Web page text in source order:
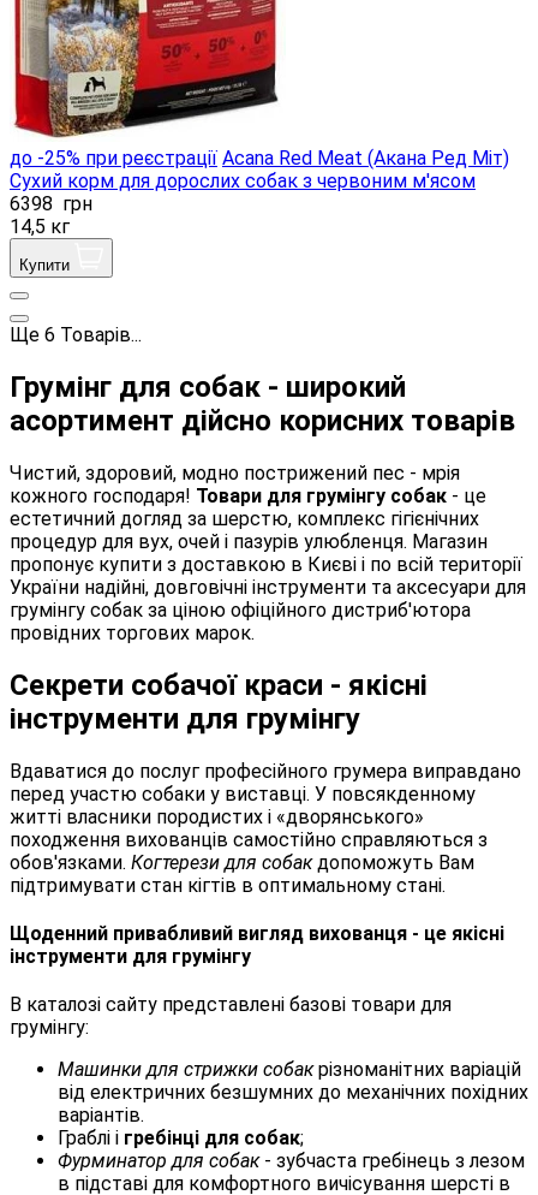
до -25% при реєстрації Acana Red Meat (Акана Ред Міт)
Сухий корм для дорослих собак з червоним м'ясом
6398 грн
14,5 кг
Купити
Ще 6 Товарів...
Грумінг для собак - широкий
асортимент дійсно корисних товарів
Чистий, здоровий, модно пострижений пес - мрія
кожного господаря! Товари для грумінгу собак - це
естетичний догляд за шерстю, комплекс гігієнічних
процедур для вух, очей і пазурів улюбленця. Магазин
пропонує купити з доставкою в Києві і по всій території
України надійні, довговічні інструменти та аксесуари для
грумінгу собак за ціною офіційного дистриб'ютора
провідних торгових марок.
Секрети собачої краси - якісні
інструменти для грумінгу
Вдаватися до послуг професійного грумера виправдано
перед участю собаки у виставці. У повсякденному
житті власники породистих і «дворянського»
походження вихованців самостійно справляються з
обов'язками. Когтерези для собакдопоможуть Вам
підтримувати стан кігтів в оптимальному стані.
Щоденний привабливий вигляд вихованця - це якісні
інструменти для грумінгу
В каталозі сайту представлені базові товари для
грумінгу:
Машинки для стрижки собакрізноманітних варіацій
від електричних безшумних до механічних похідних
варіантів.
Граблі і гребінці для собак;
Фурминатор для собак- зубчаста гребінець з лезом
в підставі для комфортного вичісування шерсті в